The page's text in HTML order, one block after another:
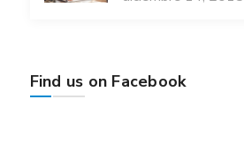
Find us on Facebook